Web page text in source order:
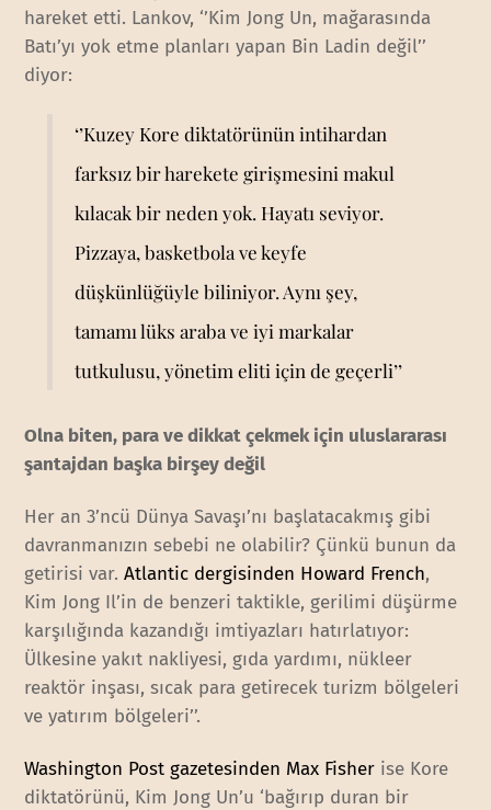
hareket etti. Lankov, ‘’Kim Jong Un, mağarasında
Batı’yı yok etme planları yapan Bin Ladin değil’’
diyor:
‘’Kuzey Kore diktatörünün intihardan
farksız bir harekete girişmesini makul
kılacak bir neden yok. Hayatı seviyor.
Pizzaya, basketbola ve keyfe
düşkünlüğüyle biliniyor. Aynı şey,
tamamı lüks araba ve iyi markalar
tutkulusu, yönetim eliti için de geçerli’’
Olna biten, para ve dikkat çekmek için uluslararası
şantajdan başka birşey değil
Her an 3’ncü Dünya Savaşı’nı başlatacakmış gibi
davranmanızın sebebi ne olabilir? Çünkü bunun da
getirisi var.Atlantic dergisinden Howard French,
Kim Jong Il’in de benzeri taktikle, gerilimi düşürme
karşılığında kazandığı imtiyazları hatırlatıyor:
Ülkesine yakıt nakliyesi, gıda yardımı, nükleer
reaktör inşası, sıcak para getirecek turizm bölgeleri
ve yatırım bölgeleri’’.
Washington Post gazetesinden Max Fisher ise Kore
diktatörünü, Kim Jong Un’u ‘bağırıp duran bir